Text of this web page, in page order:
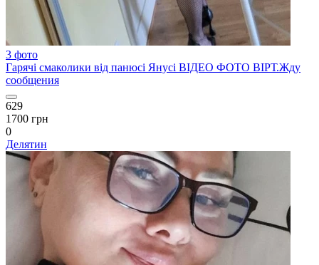
3 фото
Гарячі смаколики від панюсі Янусі ВІДЕО ФОТО ВІРТ.Жду
сообщения
629
1700 грн
0
Делятин